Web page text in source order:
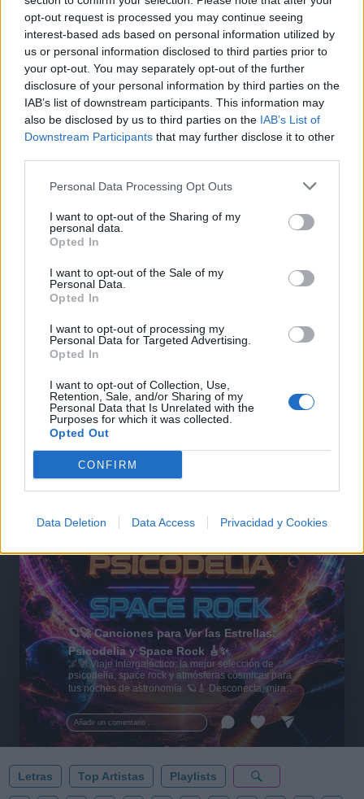
opt-out request is processed you may continue seeing
interest-based ads based on personal information utilized by
us or personal information disclosed to third parties prior to
your opt-out. You may separately opt-out of the further
disclosure of your personal information by third parties on the
IAB’s list of downstream participants. This information may
also be disclosed by us to third parties on the IAB’s List of
Downstream Participants that may further disclose it to other
Personal Data Processing Opt Outs
I want to opt-out of the Sharing of my
personal data.
Opted In
I want to opt-out of the Sale of my
Personal Data.
Opted In
I want to opt-out of processing my
Personal Data for Targeted Advertising.
Opted In
I want to opt-out of Collection, Use,
Retention, Sale, and/or Sharing of my
Personal Data that Is Unrelated with the
Purposes for which it was collected.
Opted Out
CONFIRM
Data Deletion Data Access Privacidad y Cookies
Añadir un comentario ...
🪐🚀 Canciones para Ver las Estrellas:
Psicodelia y Space Rock 🎸✨
🌌🚀 Viaje intergaláctico: la mejor selección de
psicodelia, space rock y atmósferas cósmicas para
tus noches de astronomía. 🪐🎸 Desconecta, mira
al firmamento y siente la gravedad cero. 💾 ¡Guarda
esta colección para tu próxima noche estrellada!
✨⭐
Letras Top Artistas Playlists